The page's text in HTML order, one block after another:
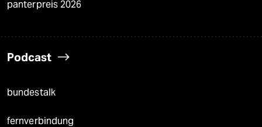
panterpreis 2026
Podcast
bundestalk
fernverbindung